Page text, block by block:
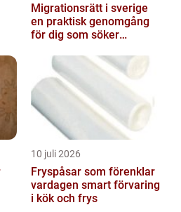
Migrationsrätt i sverige
en praktisk genomgång
för dig som söker
10 juli 2026
Fryspåsar som förenklar
vardagen smart förvaring
i kök och frys